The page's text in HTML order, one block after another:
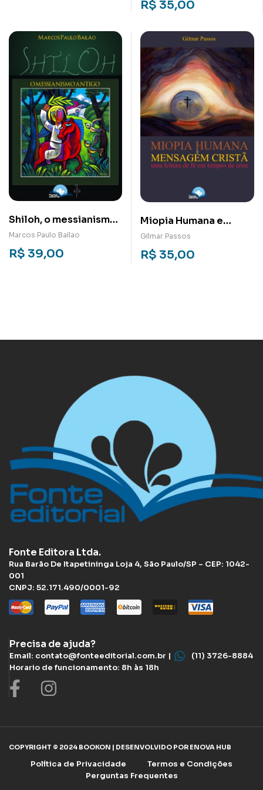
espiritualidade hoje
R$ 35,00
Shiloh, o messianismo
antigo
Marcos Paulo Bailao
R$ 39,00
Miopia Humana e
Mensagem Cristã: Uma
Leitura de Fé em
Tempos de Crise
Gilmar Passos
R$ 35,00
Fonte Editora Ltda.
Rua Barão De Itapetininga Loja 4, São Paulo/SP – CEP: 1042-
001
CNPJ: 52.171.490/0001-92
Precisa de ajuda?
Email: contato@fonteeditorial.com.br |
(11) 3726-8884
Horario de funcionamento: 8h às 18h
COPYRIGHT © 2024 BOOKON | DESENVOLVIDO POR ENOVA HUB
Política de Privacidade
Termos e Condições
Perguntas Frequentes